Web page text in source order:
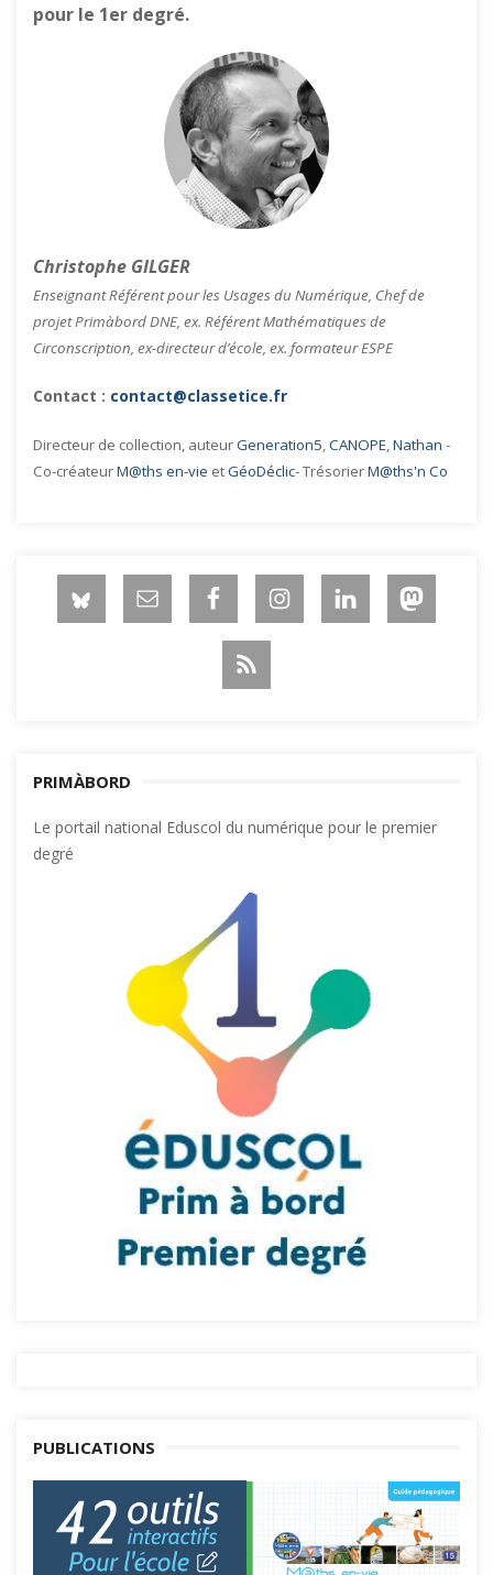
pour le 1er degré.
Christophe GILGER
Enseignant Référent pour les Usages du Numérique, Chef de
projet Primàbord DNE, ex. Référent Mathématiques de
Circonscription, ex-directeur d’école, ex. formateur ESPE
Contact : contact@classetice.fr
Directeur de collection, auteurGeneration5,CANOPE,Nathan -
Co-créateurM@ths en-vie etGéoDéclic- TrésorierM@ths'n Co
PRIMÀBORD
Le portail national Eduscol du numérique pour le premier
degré
PUBLICATIONS